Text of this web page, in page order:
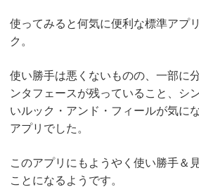
使ってみると何気に便利な標準アプ
ク。
使い勝手は悪くないものの、一部に
ンタフェースが残っていること、シ
いルック・アンド・フィールが気に
アプリでした。
このアプリにもようやく使い勝手＆
ことになるようです。